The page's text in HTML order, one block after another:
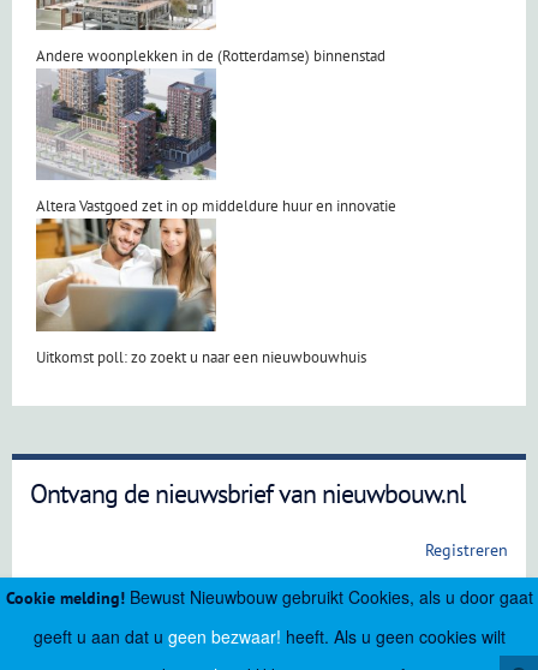
Cookie melding!Bewust Nieuwbouw gebruikt Cookies, als u door gaat
geeft u aan dat u geen bezwaar! heeft. Als u geen cookies wilt
Andere woonplekken in de (Rotterdamse) binnenstad
Altera Vastgoed zet in op middeldure huur en innovatie
Uitkomst poll: zo zoekt u naar een nieuwbouwhuis
Ontvang de nieuwsbrief van nieuwbouw.nl
Registreren